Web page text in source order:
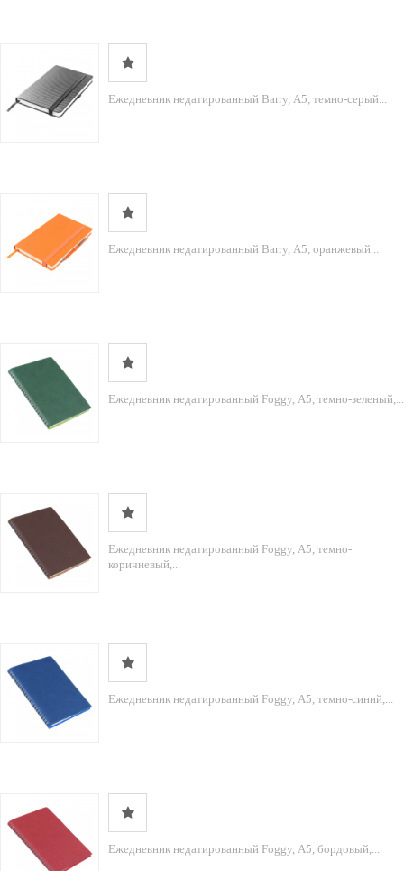
Ежедневник недатированный Barry, А5, темно-серый...
Ежедневник недатированный Barry, А5, оранжевый...
Ежедневник недатированный Foggy, А5, темно-зеленый,...
Ежедневник недатированный Foggy, А5, темно-
коричневый,...
Ежедневник недатированный Foggy, А5, темно-синий,...
Ежедневник недатированный Foggy, А5, бордовый,...